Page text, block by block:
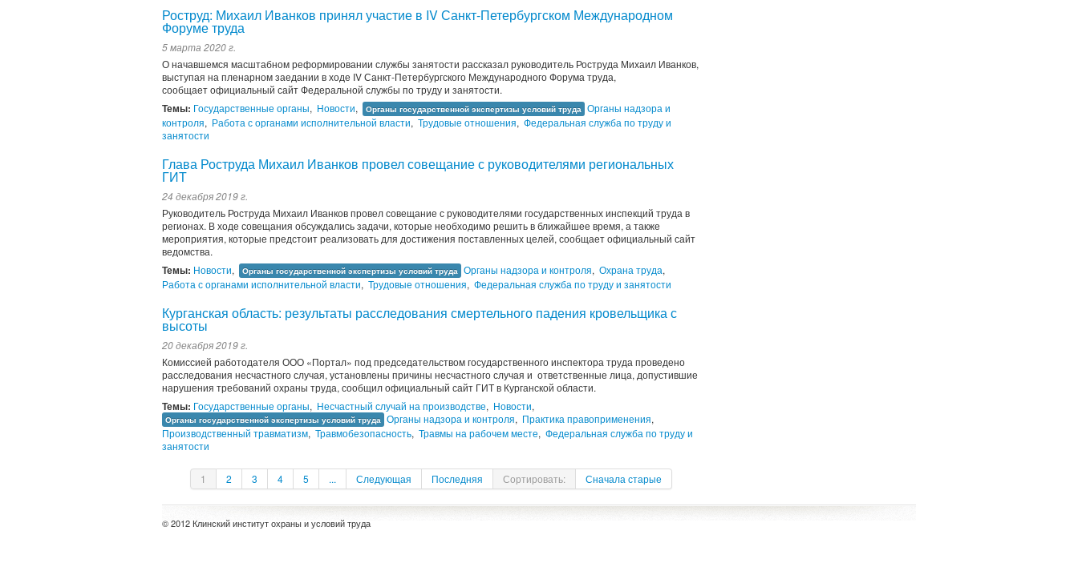
Роструд: Михаил Иванков принял участие в IV Санкт-Петербургском Международном
Форуме труда
5 марта 2020 г.
О начавшемся масштабном реформировании службы занятости рассказал руководитель Роструда Михаил Иванков,
выступая на пленарном заедании в ходе IV Санкт-Петербургского Международного Форума труда,
сообщает официальный сайт Федеральной службы по труду и занятости.
Темы: Государственные органы, Новости, Органы государственной экспертизы условий труда Органы надзора и
контроля, Работа с органами исполнительной власти, Трудовые отношения, Федеральная служба по труду и
занятости
Глава Роструда Михаил Иванков провел совещание с руководителями региональных
ГИТ
24 декабря 2019 г.
Руководитель Роструда Михаил Иванков провел совещание с руководителями государственных инспекций труда в
регионах. В ходе совещания обсуждались задачи, которые необходимо решить в ближайшее время, а также
мероприятия, которые предстоит реализовать для достижения поставленных целей, сообщает официальный сайт
ведомства.
Темы: Новости, Органы государственной экспертизы условий труда Органы надзора и контроля, Охрана труда,
Работа с органами исполнительной власти, Трудовые отношения, Федеральная служба по труду и занятости
Курганская область: результаты расследования смертельного падения кровельщика с
высоты
20 декабря 2019 г.
Комиссией работодателя ООО «Портал» под председательством государственного инспектора труда проведено
расследования несчастного случая, установлены причины несчастного случая и ответственные лица, допустившие
нарушения требований охраны труда, сообщил официальный сайт ГИТ в Курганской области.
Темы: Государственные органы, Несчастный случай на производстве, Новости,
Органы государственной экспертизы условий труда Органы надзора и контроля, Практика правоприменения,
Производственный травматизм, Травмобезопасность, Травмы на рабочем месте, Федеральная служба по труду и
занятости
1 2 3 4 5 ... Следующая Последняя Сортировать: Сначала старые
© 2012 Клинский институт охраны и условий труда